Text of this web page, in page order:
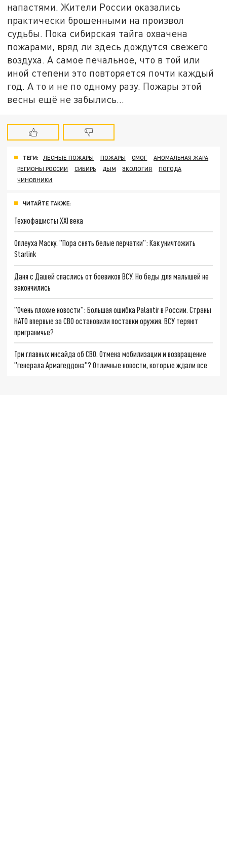
напастями. Жители России оказались
практически брошенными на произвол
судьбы. Пока сибирская тайга охвачена
пожарами, вряд ли здесь дождутся свежего
воздуха. А самое печальное, что в той или
иной степени это повторяется почти каждый
год. А то и не по одному разу. Пожары этой
весны ещё не забылись…
ТЕГИ: ЛЕСНЫЕ ПОЖАРЫ ПОЖАРЫ СМОГ
АНОМАЛЬНАЯ ЖАРА
РЕГИОНЫ РОССИИ
СИБИРЬ ДЫМ ЭКОЛОГИЯ
ПОГОДА
ЧИНОВНИКИ
ЧИТАЙТЕ ТАКЖЕ:
Технофашисты XXI века
Оплеуха Маску. "Пора снять белые перчатки": Как уничтожить
Starlink
Даня с Дашей спаслись от боевиков ВСУ. Но беды для малышей не
закончились
"Очень плохие новости": Большая ошибка Palantir в России. Страны
НАТО впервые за СВО остановили поставки оружия. ВСУ теряют
приграничье?
Три главных инсайда об СВО. Отмена мобилизации и возвращение
"генерала Армагеддона"? Отличные новости, которые ждали все